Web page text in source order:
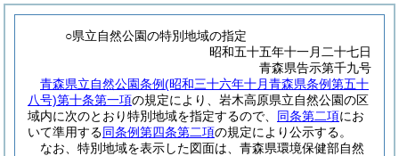
○県立自然公園の特別地域の指定
昭和五十五年十一月二十七日
青森県告示第千九号
青森県立自然公園条例(昭和三十六年十月青森県条例第五十
八号)第十条第一項の規定により、岩木高原県立自然公園の区
域内に次のとおり特別地域を指定するので、 同条第二項にお
いて準用する同条例第四条第二項の規定により公示する。
なお、特別地域を表示した図面は、青森県環境保健部自然